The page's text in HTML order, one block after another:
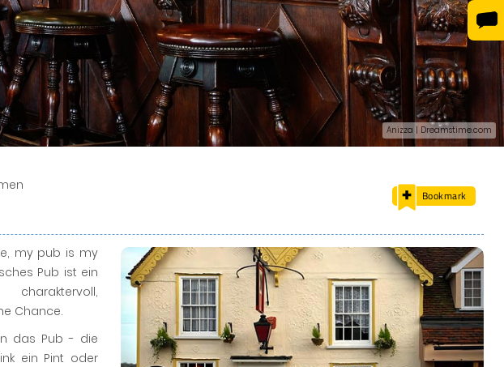
Anizza | Dreamstime.com
Bookmark
my pub is my
Pub ist ein
Chance.
das Pub - die
ein Pint oder